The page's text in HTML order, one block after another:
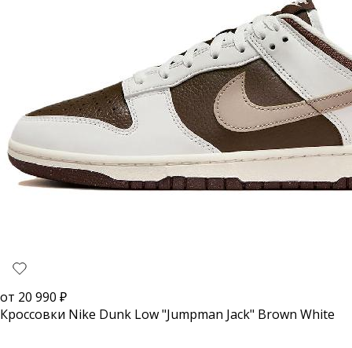
от 20 990 ₽
Кроссовки Nike Dunk Low "Jumpman Jack" Brown White